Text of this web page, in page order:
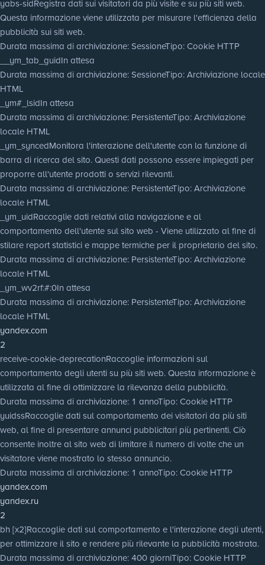
yabs-sidRegistra dati sui visitatori da più visite e su più siti web.
Questa informazione viene utilizzata per misurare l'efficienza della
pubblicità sui siti web.
Durata massima di archiviazione: SessioneTipo: Cookie HTTP
__ym_tab_guidIn attesa
Durata massima di archiviazione: SessioneTipo: Archiviazione locale
HTML
_ym#_lsidIn attesa
Durata massima di archiviazione: PersistenteTipo: Archiviazione
locale HTML
_ym_syncedMonitora l'interazione dell'utente con la funzione di
barra di ricerca del sito. Questi dati possono essere impiegati per
proporre all'utente prodotti o servizi rilevanti.
Durata massima di archiviazione: PersistenteTipo: Archiviazione
locale HTML
_ym_uidRaccoglie dati relativi alla navigazione e al
comportamento dell'utente sul sito web - Viene utilizzato al fine di
stilare report statistici e mappe termiche per il proprietario del sito.
Durata massima di archiviazione: PersistenteTipo: Archiviazione
locale HTML
_ym_wv2rf:#:0In attesa
Durata massima di archiviazione: PersistenteTipo: Archiviazione
locale HTML
yandex.com
2
receive-cookie-deprecationRaccoglie informazioni sul
comportamento degli utenti su più siti web. Questa informazione è
utilizzata al fine di ottimizzare la rilevanza della pubblicità.
Durata massima di archiviazione: 1 annoTipo: Cookie HTTP
yuidssRaccoglie dati sul comportamento dei visitatori da più siti
web, al fine di presentare annunci pubblicitari più pertinenti. Ciò
consente inoltre al sito web di limitare il numero di volte che un
visitatore viene mostrato lo stesso annuncio.
Durata massima di archiviazione: 1 annoTipo: Cookie HTTP
yandex.com
yandex.ru
2
bh [x2]Raccoglie dati sul comportamento e l'interazione degli utenti,
per ottimizzare il sito e rendere più rilevante la pubblicità mostrata.
Durata massima di archiviazione: 400 giorniTipo: Cookie HTTP